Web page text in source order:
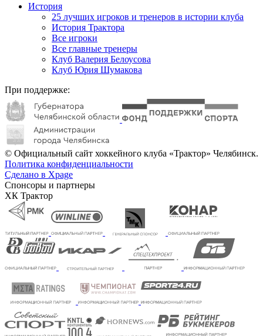
История
25 лучших игроков и тренеров в истории клуба
История Трактора
Все игроки
Все главные тренеры
Клуб Валерия Белоусова
Клуб Юрия Шумакова
При поддержке:
© Официальный сайт хоккейного клуба «Трактор» Челябинск.
Политика конфиденциальности
Сделано в Xpage
Спонсоры и партнеры
ХК Трактор